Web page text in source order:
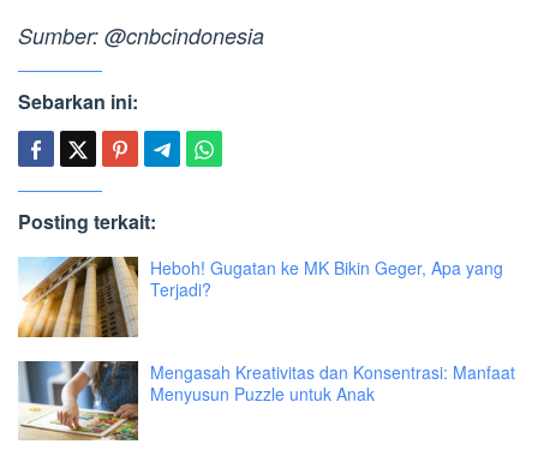
Sumber: @cnbcindonesia
Sebarkan ini:
Posting terkait:
Heboh! Gugatan ke MK Bikin Geger, Apa yang
Terjadi?
Mengasah Kreativitas dan Konsentrasi: Manfaat
Menyusun Puzzle untuk Anak